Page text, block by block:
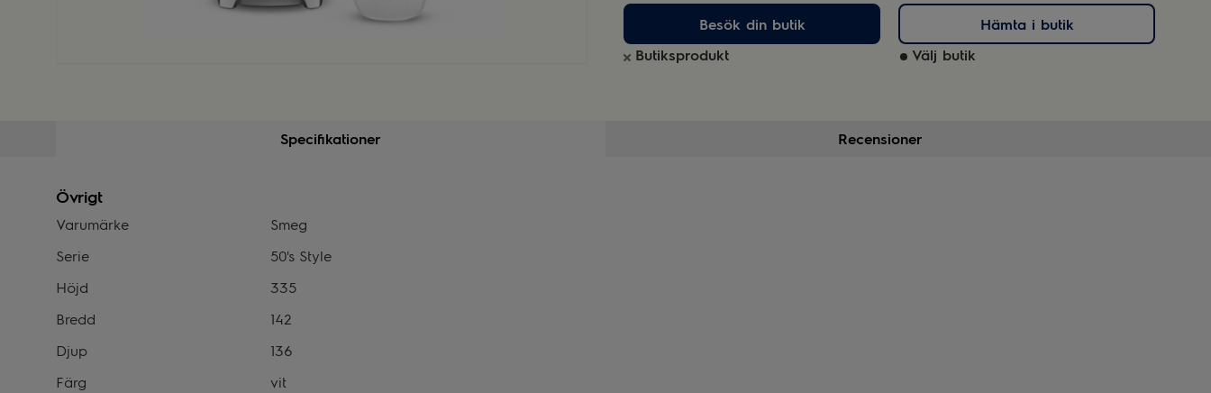
Besök din butik
Butiksprodukt
Hämta i butik
Välj butik
Specifikationer Recensioner
Övrigt
Varumärke
Smeg
Serie
50's Style
Höjd
335
Bredd
142
Djup
136
Färg
vit